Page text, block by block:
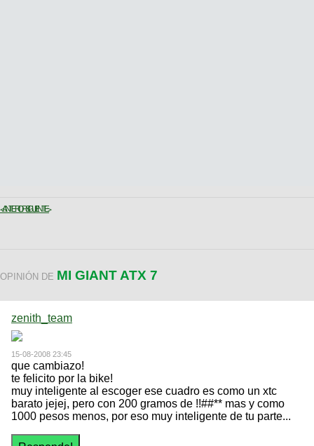
< ANTERIORSIGUIENTE >
OPINIÓN DE MI GIANT ATX 7
zenith_team
15-08-2008 23:45
que cambiazo!
te felicito por la bike!
muy inteligente al escoger ese cuadro es como un xtc
barato jejej, pero con 200 gramos de !!##** mas y como
1000 pesos menos, por eso muy inteligente de tu parte...